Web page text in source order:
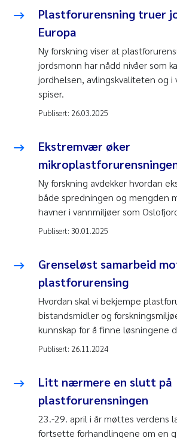
Plastforurensning truer
Europa
Ny forskning viser at
jordsmonn har nådd nivåer som
jordhelsen, avlingskvaliteten og i
spiser.
Publisert: 26.03.2025
Ekstremvær øker
Ny forskning avdekker hvordan
både spredningen og mengden
havner i vannmiljøer som
Publisert: 30.01.2025
Grenseløst samarbeid
plastforurensing
Hvordan skal vi bekjempe
bistandsmidler og
kunnskap for å finne løsningene
Publisert: 26.11.2024
Litt nærmere en slutt på
plastforurensningen
23.-29. april i år møttes verdens
fortsette forhandlingene om en